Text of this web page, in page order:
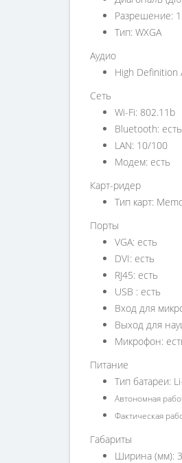
Разрешение:
Тип: WXGA
Аудио
High Definition
Сеть
Wi-Fi: 802.11b
Bluetooth: есть
LAN: 10/100
Модем: есть
Карт-ридер
Тип карт:
Порты
VGA: есть
DVI: есть
RJ45: есть
USB : есть
Вход для
Выход для
Микрофон:
Питание
Тип батареи:
Автономная
Фактическая
Габариты
Ширина (мм):